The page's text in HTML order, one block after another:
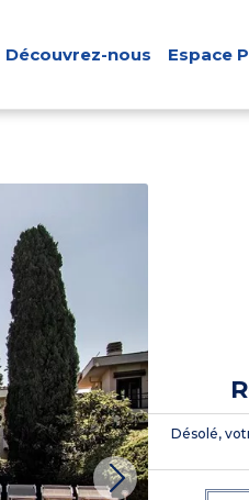
Découvrez-nous Espace
Désolé,